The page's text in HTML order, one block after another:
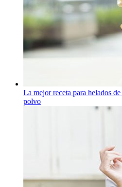
La mejor receta para helados
polvo